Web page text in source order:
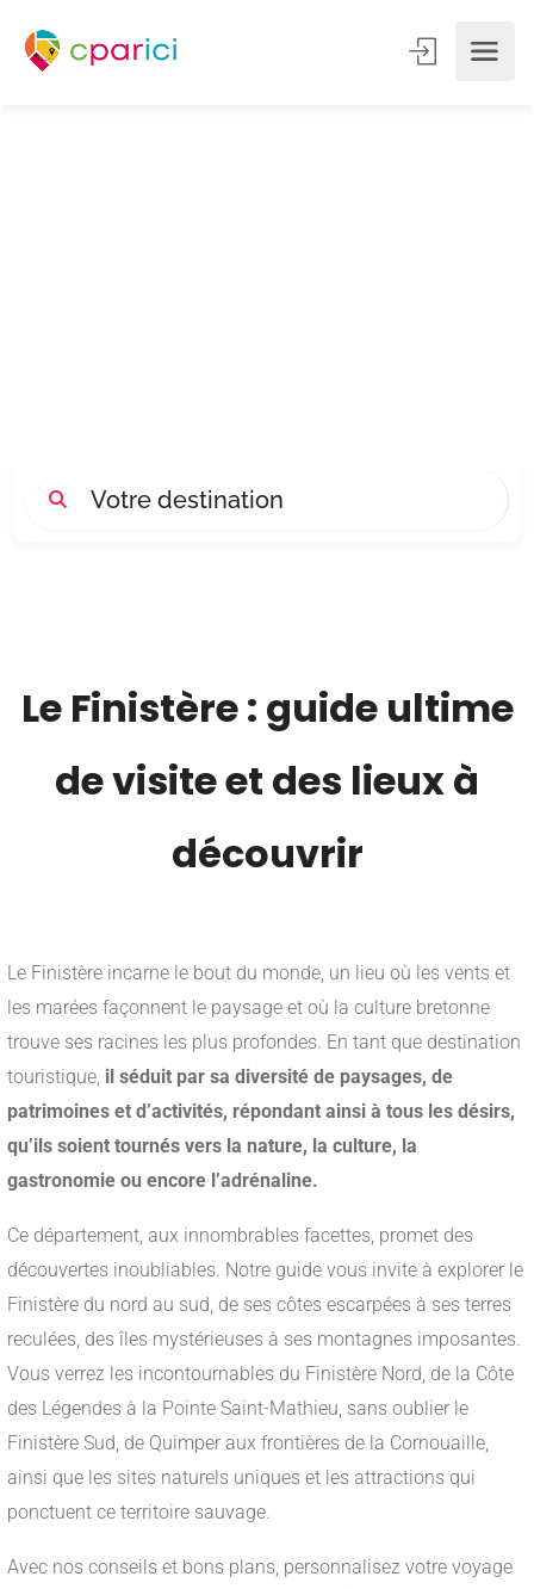
Le Finistère : guide ultime
de visite et des lieux à
découvrir
Le Finistère incarne le bout du monde, un lieu où les vents et
les marées façonnent le paysage et où la culture bretonne
trouve ses racines les plus profondes. En tant que destination
touristique, il séduit par sa diversité de paysages, de
patrimoines et d’activités, répondant ainsi à tous les désirs,
qu’ils soient tournés vers la nature, la culture, la
gastronomie ou encore l’adrénaline.
Ce département, aux innombrables facettes, promet des
découvertes inoubliables. Notre guide vous invite à explorer le
Finistère du nord au sud, de ses côtes escarpées à ses terres
reculées, des îles mystérieuses à ses montagnes imposantes.
Vous verrez les incontournables du Finistère Nord, de la Côte
des Légendes à la Pointe Saint-Mathieu, sans oublier le
Finistère Sud, de Quimper aux frontières de la Cornouaille,
ainsi que les sites naturels uniques et les attractions qui
ponctuent ce territoire sauvage.
Avec nos conseils et bons plans, personnalisez votre voyage